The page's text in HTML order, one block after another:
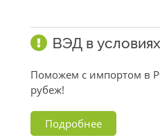
ВЭД в
Поможем с импортом в
рубеж!
Подробнее